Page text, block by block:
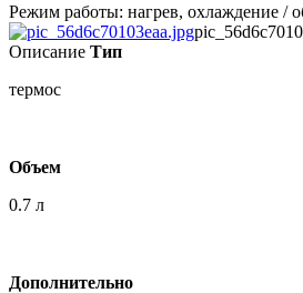
Режим работы: нагрев, охлаждение /
Описание Тип
термос
Объем
0.7 л
Дополнительно